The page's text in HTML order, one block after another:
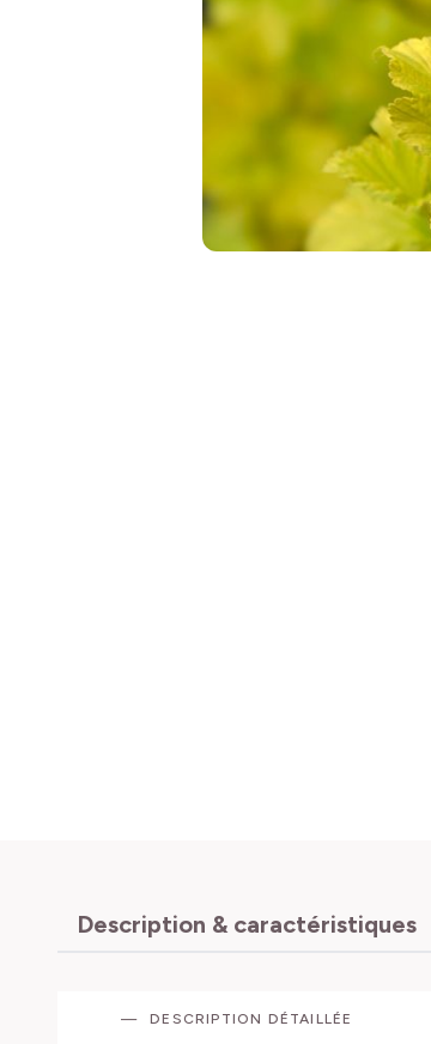
Description & caractéristiques
DESCRIPTION DÉTAILLÉE